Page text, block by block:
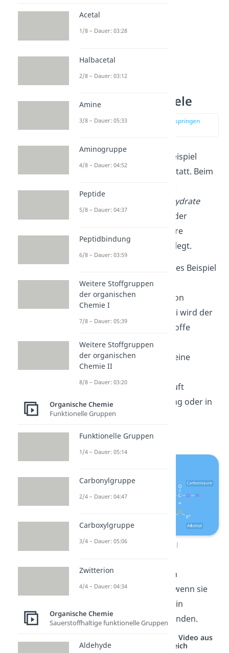
Hydrolyse Beispiele
zur Stelle im Video springen
Hydrolysen finden zum Beispiel
häufig in deinem Körper statt. Beim
Stoffwechsel werden viele
Biomoleküle
Kohlenhydrate
oder
, die du mit der
Nahrung aufnimmst, in ihre
kleinsten Bestandteile zerlegt.
Ein weiteres sehr bekanntes Beispiel
für eine Hydrolyse ist die
hydrolytische Spaltung
von
. Dabei wird der
Ester in seine Ausgangsstoffe
Carbonsäure und Alkohol
aufgespalten. Hier findet eine
sogenannte
Substitution statt. Das läuft
entweder im saurer Lösung oder in
einem alkalischen Milieu
(Verseifung) ab.
Hydrolyse Beispiel
Merke:In der Regel laufen
Hydrolysenschneller
ab, wenn sie
entweder in saurem oder in
basischem Medium stattfinden.
Studyflix vernetzt: Hier ein Video aus
einem anderen Bereich
Acetal
1/8 – Dauer: 03:28
Halbacetal
2/8 – Dauer: 03:12
Amine
3/8 – Dauer: 05:33
Aminogruppe
4/8 – Dauer: 04:52
Peptide
5/8 – Dauer: 04:37
Peptidbindung
6/8 – Dauer: 03:59
Weitere Stoffgruppen
der organischen
Chemie I
7/8 – Dauer: 05:39
Weitere Stoffgruppen
der organischen
Chemie II
8/8 – Dauer: 03:20
Organische Chemie
Funktionelle Gruppen
Funktionelle Gruppen
1/4 – Dauer: 05:14
Carbonylgruppe
2/4 – Dauer: 04:47
Carboxylgruppe
3/4 – Dauer: 05:06
Zwitterion
4/4 – Dauer: 04:34
Organische Chemie
Sauerstoffhaltige funktionelle Gruppen
Aldehyde